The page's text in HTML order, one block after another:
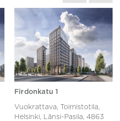
Firdonkatu 1
Vuokrattava, Toimistotila,
Helsinki, Länsi-Pasila, 4863